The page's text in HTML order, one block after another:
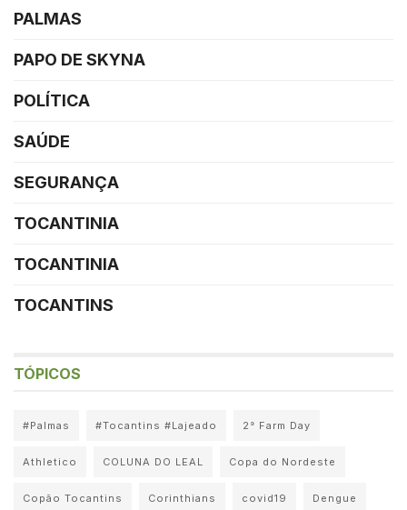
PALMAS
PAPO DE SKYNA
POLÍTICA
SAÚDE
SEGURANÇA
TOCANTINIA
TOCANTINIA
TOCANTINS
TÓPICOS
#Palmas #Tocantins #Lajeado 2° Farm Day
Athletico COLUNA DO LEAL Copa do Nordeste
Copão Tocantins Corinthians covid19 Dengue